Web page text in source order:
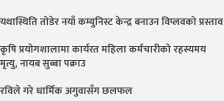
यथास्थिति तोडेर नयाँ कम्युनिस्ट केन्द्र बनाउन विप्लवको प्रस्ताव
कृषि प्रयोगशालामा कार्यरत महिला कर्मचारीको रहस्यमय
मृत्यु, नायब सुब्बा पक्राउ
रविले गरे धार्मिक अगुवासँग छलफल